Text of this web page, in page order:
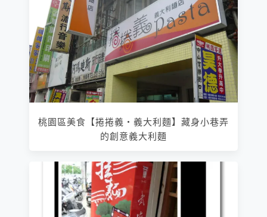
桃園區美食【捲捲義‧義大利麵】藏身小巷弄
的創意義大利麵